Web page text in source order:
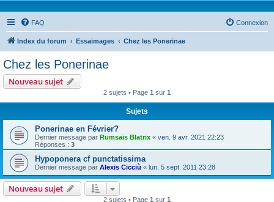
FAQ Connexion
Index du forum Essaimages Chez les Ponerinae
Chez les Ponerinae
Nouveau sujet
2 sujets • Page 1 sur 1
Sujets
Ponerinae en Février?
Dernier message par Rumsaïs Blatrix « ven. 9 avr. 2021 22:23
Réponses : 3
Hypoponera cf punctatissima
Dernier message par Alexis Cicciù « lun. 5 sept. 2011 23:28
Nouveau sujet
2 sujets • Page 1 sur 1